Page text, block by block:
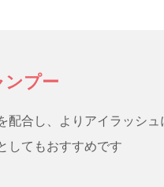
プー
合し、よりアイラッシ
してもおすすめです